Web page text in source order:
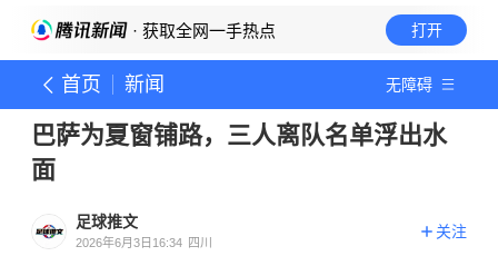
· 获取全网一手热点 打开
首页 新闻 无障碍
​巴萨为夏窗铺路，三人离队名单浮出水
面
足球推文
2026年6月3日16:34 四川
关注